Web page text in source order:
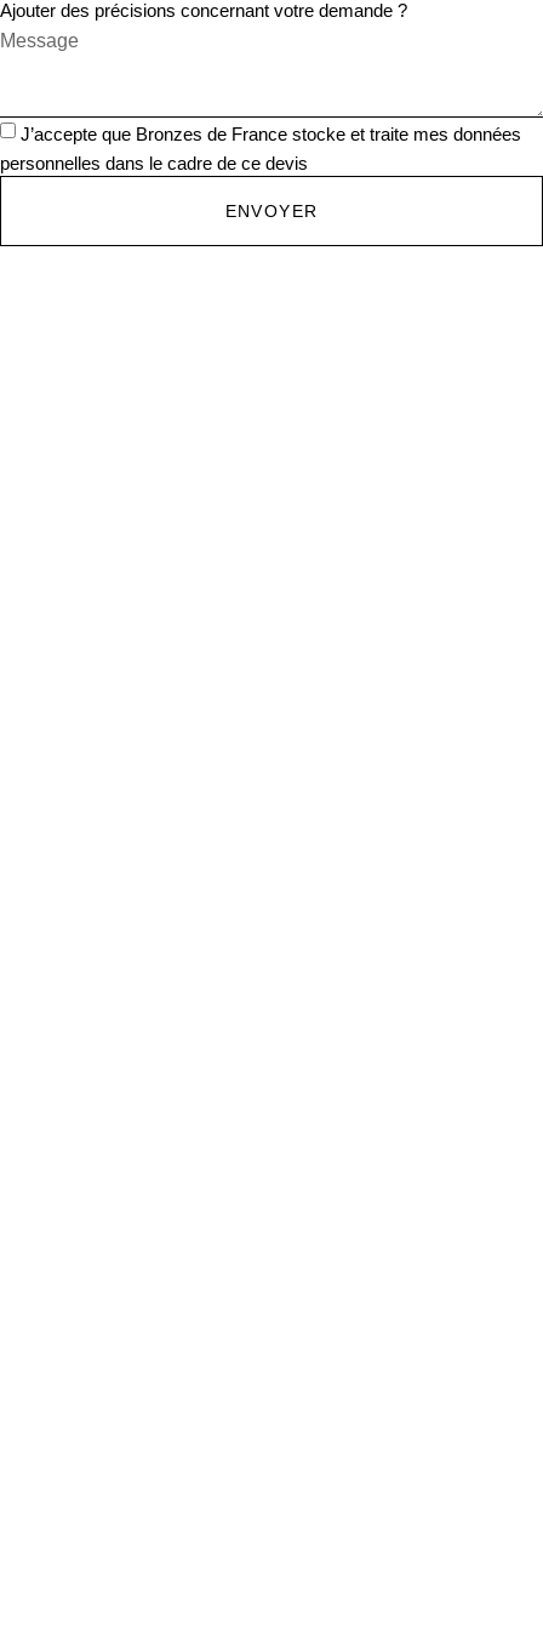
Ajouter des précisions concernant votre demande ?
J’accepte que Bronzes de France stocke et traite mes données
personnelles dans le cadre de ce devis
ENVOYER